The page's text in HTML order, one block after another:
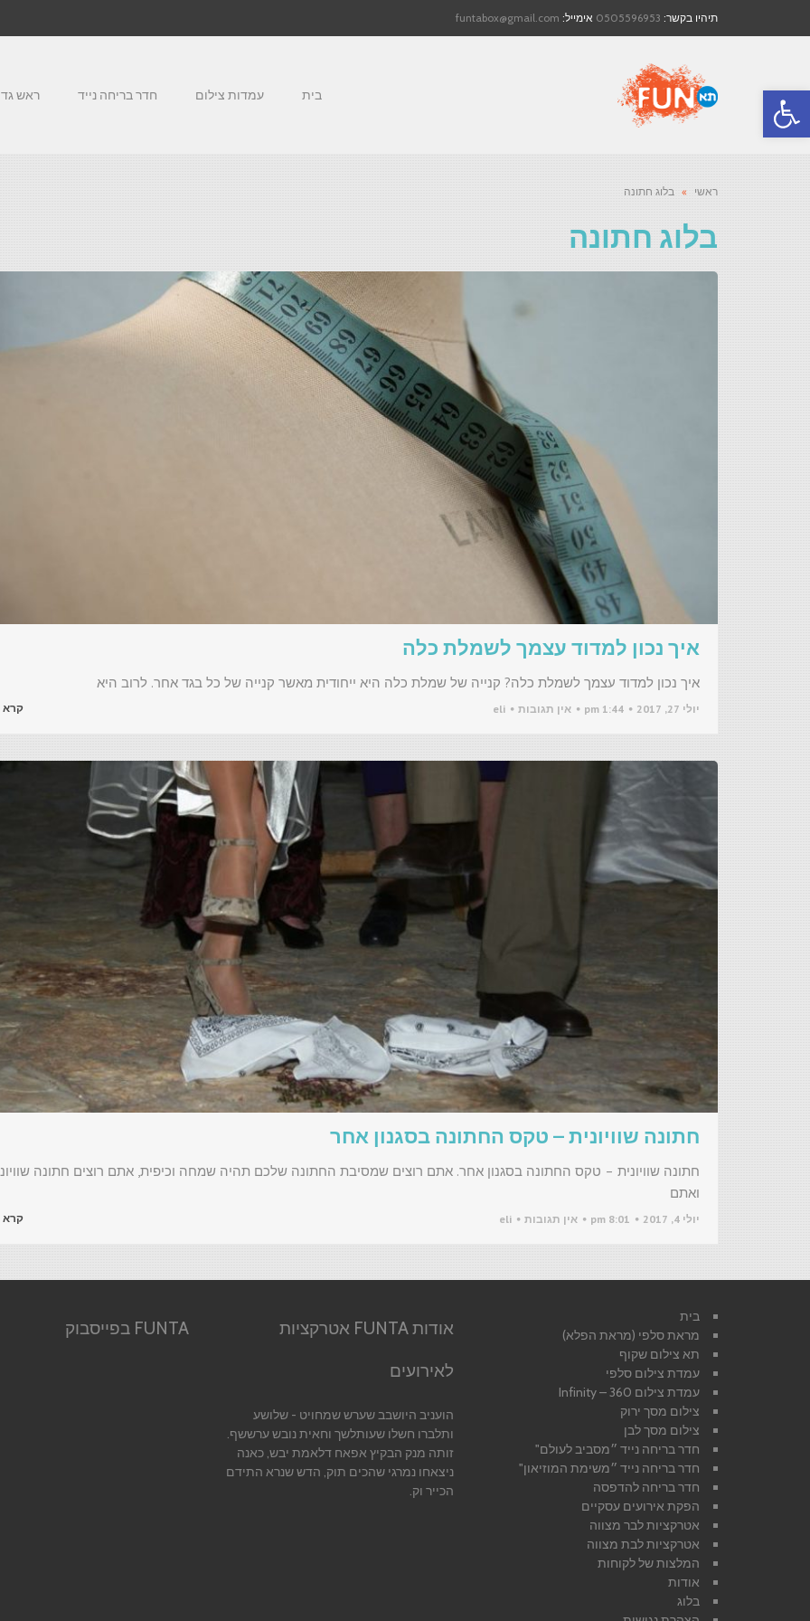
פתח סרגל נגישות
תיהיו בקשר: 0505596953 אימייל: funtabox@gmail.com
בית עמדות צילום חדר בריחה נייד ראש
ראשי » בלוג חתונה
בלוג חתונה
איך נכון למדוד עצמך לשמלת כלה
איך נכון למדוד עצמך לשמלת כלה? קנייה של שמלת כלה היא ייחודית מאשר קנייה של כל בגד אחר. לרוב היא
יולי 27, 2017 1:44 pm אין תגובות eli קרא
חתונה שוויונית – טקס החתונה בסגנון אחר
חתונה שוויונית – טקס החתונה בסגנון אחר. אתם רוצים שמסיבת החתונה שלכם תהיה שמחה וכיפית, אתם רוצים חתונה
ואתם
יולי 4, 2017 8:01 pm אין תגובות eli קרא
בית
מראת סלפי (מראת הפלא)
תא צילום שקוף
עמדת צילום סלפי
עמדת צילום 360 – Infinity
צילום מסך ירוק
צילום מסך לבן
חדר בריחה נייד ״מסביב לעולם"
חדר בריחה נייד ״משימת המוזיאון"
חדר בריחה להדפסה
הפקת אירועים עסקיים
אטרקציות לבר מצווה
אטרקציות לבת מצווה
המלצות של לקוחות
אודות
בלוג
אודות FUNTA אטרקציות
לאירועים
הועניב היושבב שערש שמחויט - שלושע
ותלברו חשלו שעותלשך וחאית נובש ערששף.
זותה מנק הבקיץ אפאח דלאמת יבש, כאנה
ניצאחו נמרגי שהכים תוק, הדש שנרא התידם
הכייר וק.
FUNTA בפייסבוק